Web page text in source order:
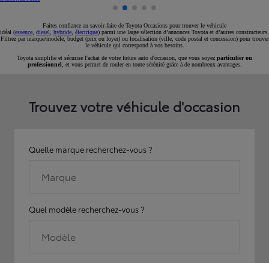
Faites confiance au savoir-faire de Toyota Occasions pour trouver le véhicule
idéal (essence diesel hybride électrique) parmi une large sélection d’annonces Toyota et d’autres constructeurs.
Filtrez par marque/modèle, budget (prix ou loyer) ou localisation (ville, code postal et concession) pour trouver
le véhicule qui correspond à vos besoins.
Toyota simplifie et sécurise l'achat de votre future auto d'occasion, que vous soyez particulier ou
professionnel , et vous permet de rouler en toute sérénité grâce à de nombreux avantages.
Trouvez votre véhicule d'occasion
Quelle marque recherchez-vous ?
Marque
Quel modèle recherchez-vous ?
Modèle